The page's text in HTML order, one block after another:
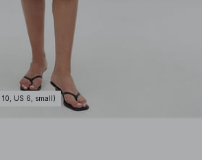
10, US 6, small)